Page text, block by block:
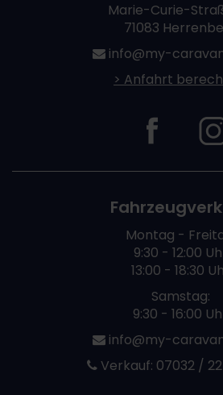
Marie-Curie-
71083
info@my-
> Anfahrt
Montag -
9:30 - 12:00
13:00 - 18:30
Samstag:
9:30 - 16:00
info@my-
Verkauf: 07032 /